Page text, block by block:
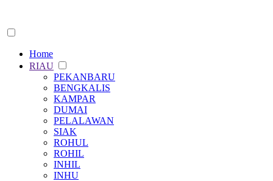
Home
RIAU
PEKANBARU
BENGKALIS
KAMPAR
DUMAI
PELALAWAN
SIAK
ROHUL
ROHIL
INHIL
INHU